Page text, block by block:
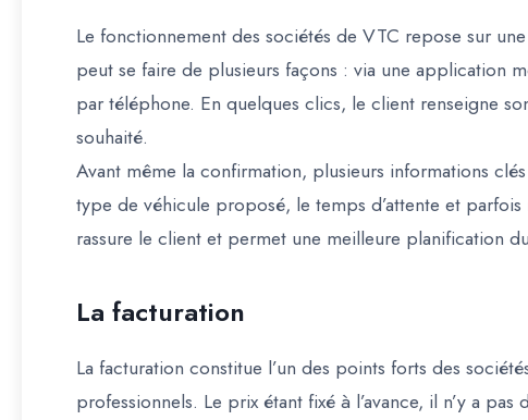
Le fonctionnement des sociétés de VTC repose sur
peut se faire de plusieurs façons : via une application
par téléphone. En quelques clics, le client renseigne
souhaité.
Avant même la confirmation, plusieurs informations
type de véhicule proposé, le temps d’attente et
rassure le client et permet une meilleure planification
La facturation
La facturation constitue l’un des points forts des
professionnels. Le prix étant fixé à l’avance, il n’y a